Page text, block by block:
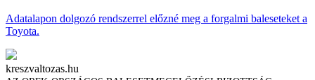
Adatalapon dolgozó rendszerrel előzné meg a forgalmi baleseteket a
Toyota.
kreszvaltozas.hu